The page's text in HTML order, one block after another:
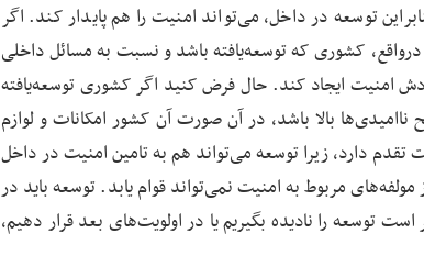
توسعه در داخل، می‌تواند امنیت را هم پایدار کند. اگر
کشوری که توسعه‌یافته باشد و نسبت به مسائل داخلی
امنیت ایجاد کند. حال فرض کنید اگر کشوری توسعه‌یافته
بالا باشد، در آن‌ صورت آن کشور امکانات و لوازم
تقدم دارد، زیرا توسعه می‌تواند هم به تامین امنیت در داخل
مربوط به امنیت نمی‌تواند قوام یابد. توسعه باید در
توسعه را نادیده بگیریم یا در اولویت‌های بعد قرار دهیم،